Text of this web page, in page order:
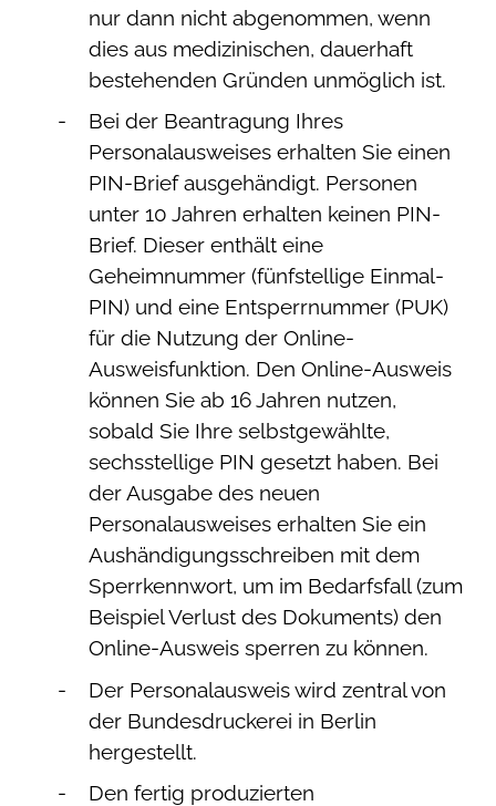
nur dann nicht abgenommen, wenn
dies aus medizinischen, dauerhaft
bestehenden Gründen unmöglich ist.
Bei der Beantragung Ihres
Personalausweises erhalten Sie einen
PIN-Briefausgehändigt. Personen
unter 10 Jahren erhalten keinen PIN-
Brief. Dieser enthält eine
Geheimnummer (fünfstellige Einmal-
PIN) und eine Entsperrnummer (PUK)
für die Nutzung der Online-
Ausweisfunktion. Den Online-Ausweis
können Sie ab 16 Jahren nutzen,
sobald Sie Ihre selbstgewählte,
sechsstellige PIN gesetzt haben. Bei
der Ausgabe des neuen
Personalausweises erhalten Sie ein
Aushändigungsschreiben mit dem
Sperrkennwort, um im Bedarfsfall (zum
Beispiel Verlust des Dokuments) den
Online-Ausweis sperren zu können.
Der Personalausweis wird zentral von
der Bundesdruckerei in Berlin
hergestellt.
Den fertig produzierten